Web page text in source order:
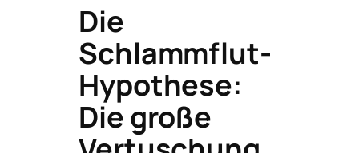
Die
Schlammflut-
Hypothese:
Die große